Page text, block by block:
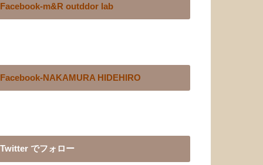
Facebook-m&R outddor lab
Facebook-NAKAMURA HIDEHIRO
Twitter でフォロー